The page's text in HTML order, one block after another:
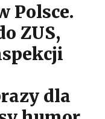
Polsce.
ZUS,